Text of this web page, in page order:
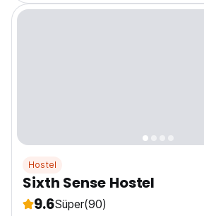
Hostel
Sixth Sense Hostel
9.6Süper(90)